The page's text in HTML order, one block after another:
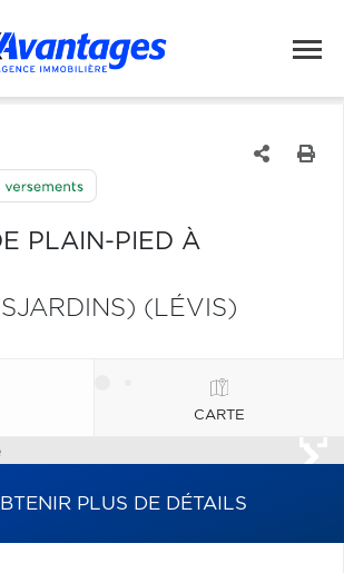
PLAIN-PIED À
(LÉVIS)
CARTE
PLUS DE DÉTAILS